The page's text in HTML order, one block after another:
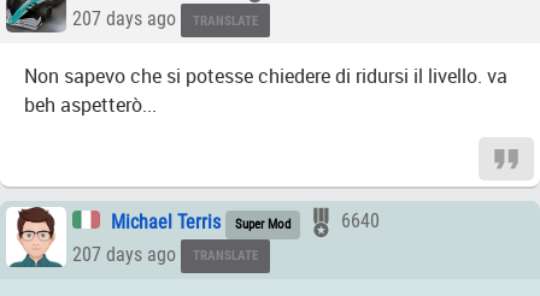
207 days ago
TRANSLATE
Non sapevo che si potesse chiedere di ridursi il livello. va
beh aspetterò...
Michael Terris Super Mod
6640
207 days ago
TRANSLATE